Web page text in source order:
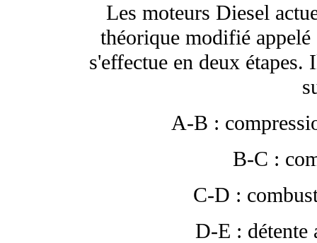
Les moteurs Diesel
théorique modifié
s'effectue en deux
A-B :
B-C :
C-D :
D-E : détente